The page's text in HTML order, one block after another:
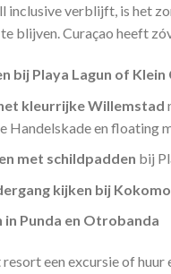
inclusive verblijft, is het
blijven. Curaçao heeft
bij Playa Lagun of Klein
kleurrijke Willemstad
Handelskade en floating
met schildpadden bij
kijken bij
in Punda en Otrobanda
een excursie of huur